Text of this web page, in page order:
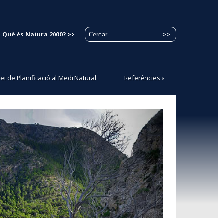
Què és Natura 2000? >>
de Planificació al Medi Natural Referències »